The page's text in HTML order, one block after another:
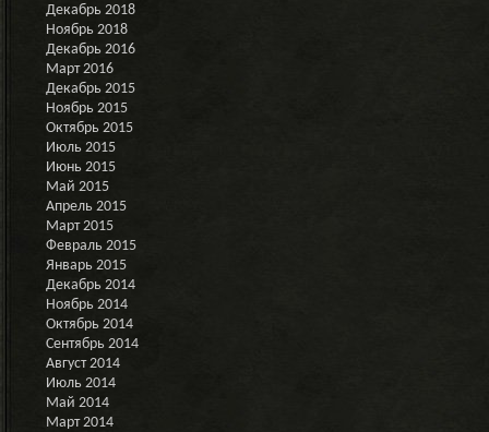
Декабрь 2018
Ноябрь 2018
Декабрь 2016
Март 2016
Декабрь 2015
Ноябрь 2015
Октябрь 2015
Июль 2015
Июнь 2015
Май 2015
Апрель 2015
Март 2015
Февраль 2015
Январь 2015
Декабрь 2014
Ноябрь 2014
Октябрь 2014
Сентябрь 2014
Август 2014
Июль 2014
Май 2014
Март 2014